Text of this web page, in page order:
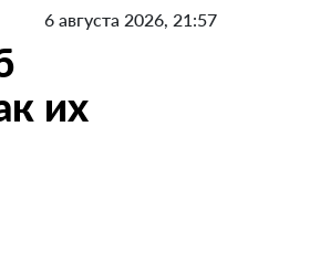
6 августа 2026, 21:57
их